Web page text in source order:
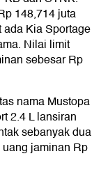
148,714 juta
Kia Sportage
Nilai limit
sebesar Rp
nama Mustopa
2.4 L lansiran
sebanyak dua
jaminan Rp